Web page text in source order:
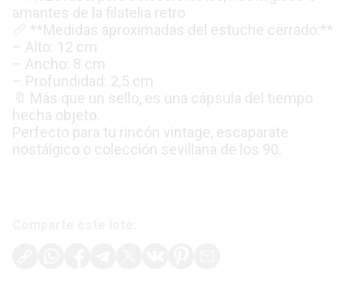
amantes de la filatelia retro
📏 **Medidas aproximadas del estuche cerrado:**
– Alto: 12 cm
– Ancho: 8 cm
– Profundidad: 2,5 cm
🔖 Más que un sello, es una cápsula del tiempo
hecha objeto.
Perfecto para tu rincón vintage, escaparate
nostálgico o colección sevillana de los 90.